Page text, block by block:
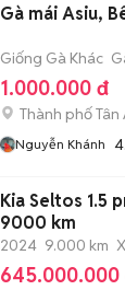
Gà mái Asiu,
Giống Gà Khác
1.000.000 đ
Thành phố Tân
Nguyễn Khánh
Kia Seltos 1.5
9000 km
2024 9.000 km
645.000.000